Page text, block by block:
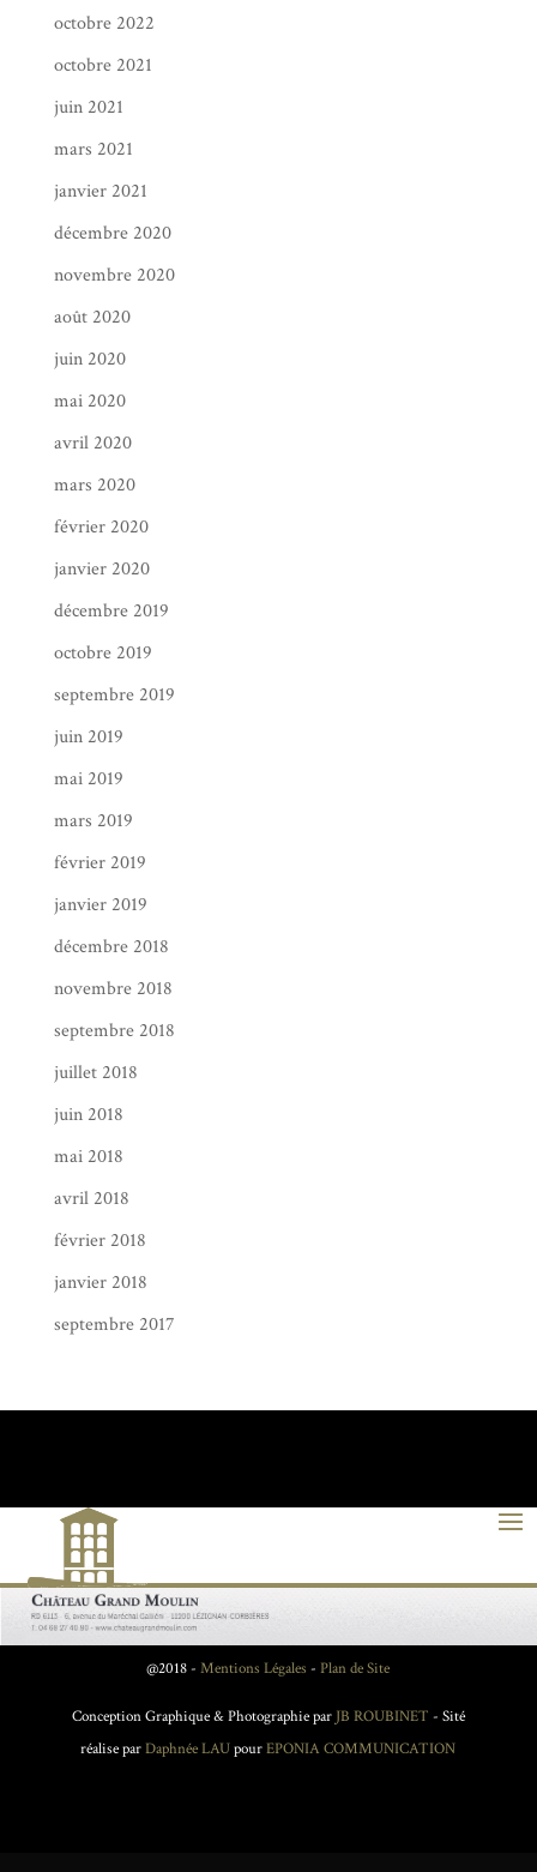
octobre 2022
octobre 2021
juin 2021
mars 2021
janvier 2021
décembre 2020
novembre 2020
août 2020
juin 2020
mai 2020
avril 2020
mars 2020
février 2020
janvier 2020
décembre 2019
octobre 2019
septembre 2019
juin 2019
mai 2019
mars 2019
février 2019
janvier 2019
décembre 2018
novembre 2018
septembre 2018
juillet 2018
juin 2018
mai 2018
avril 2018
février 2018
janvier 2018
septembre 2017
@2018 - Mentions Légales - Plan de Site
Conception Graphique & Photographie par JB ROUBINET - Sité
réalise parDaphnée LAUpourEPONIA COMMUNICATION